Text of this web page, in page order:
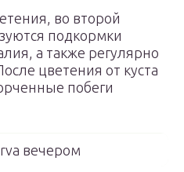
во второй
подкормки
а также регулярно
цветения от куста
побеги
вечером